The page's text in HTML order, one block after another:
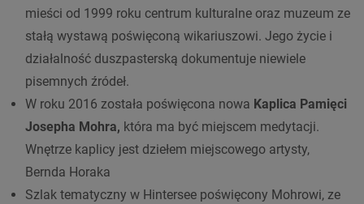
mieści od 1999 roku centrum kulturalne oraz muzeum ze
stałą wystawą poświęconą wikariuszowi. Jego życie i
działalność duszpasterską dokumentuje niewiele
pisemnych źródeł.
W roku 2016 została poświęcona nowa Kaplica Pamięci
Josepha Mohra, która ma być miejscem medytacji.
Wnętrze kaplicy jest dziełem miejscowego artysty,
Bernda Horaka
Szlak tematyczny w Hintersee poświęcony Mohrowi, ze